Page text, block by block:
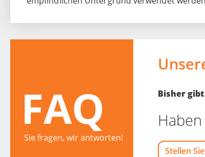
FAQ
Sie fragen, wir antworten!
Bisher
Stellen